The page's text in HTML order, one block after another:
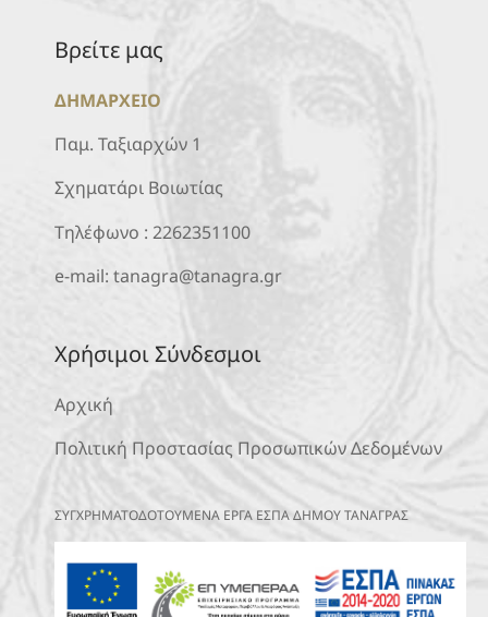
Βρείτε μας
ΔΗΜΑΡΧΕΙΟ
Παμ. Ταξιαρχών 1
Σχηματάρι Βοιωτίας
Τηλέφωνο : 2262351100
e-mail: tanagra@tanagra.gr
Χρήσιμοι Σύνδεσμοι
Αρχική
Πολιτική Προστασίας Προσωπικών Δεδομένων
ΣΥΓΧΡΗΜΑΤΟΔΟΤΟΥΜΕΝΑ ΕΡΓΑ ΕΣΠΑ ΔΗΜΟΥ ΤΑΝΑΓΡΑΣ